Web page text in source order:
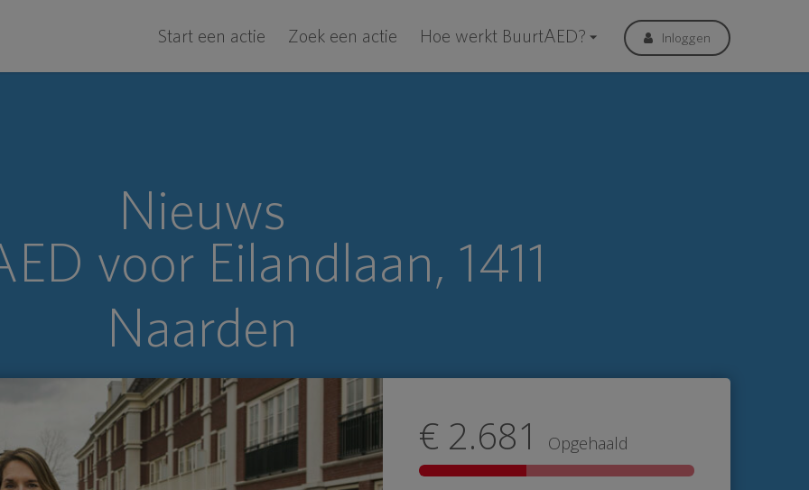
Start een actie Zoek een actie Hoe werkt BuurtAED? Inloggen
Nieuws
voor Eilandlaan, 1411
Naarden
€ 2.681 Opgehaald